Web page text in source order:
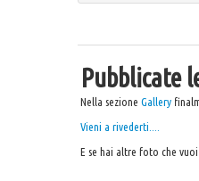
Pubblicate
Nella sezioneGallery
Vieni a rivederti....
E se hai altre foto che